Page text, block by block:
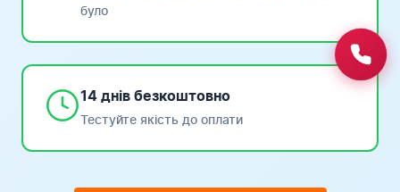
було
14 днів безкоштовно
Тестуйте якість до оплати